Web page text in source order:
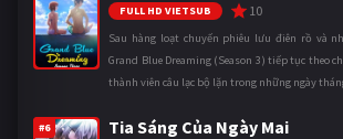
FULL HD VIETSUB 10
Sau hàng loạt chuyến phiêu lưu điên rồ và
Grand Blue Dreaming (Season 3) tiếp tục theo
thành viên câu lạc bộ lặn trong những ngày
#6 Tia Sáng Của Ngày Mai